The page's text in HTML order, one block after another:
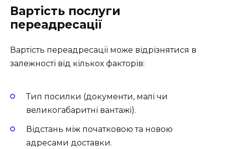
Вартість послуги
переадресації
Вартість переадресації може відрізнятися в
залежності від кількох факторів:
Тип посилки (документи, малі чи
великогабаритні вантажі).
Відстань між початковою та новою
адресами доставки.